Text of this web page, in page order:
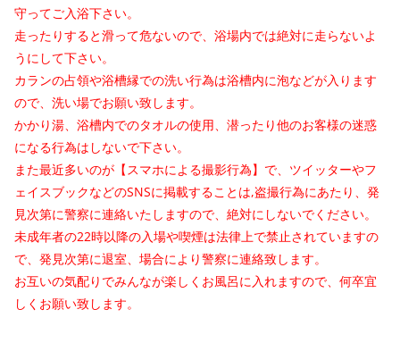
守ってご入浴下さい。
走ったりすると滑って危ないので、浴場内では絶対に走らないよ
うにして下さい。
カランの占領や浴槽縁での洗い行為は浴槽内に泡などが入ります
ので、洗い場でお願い致します。
かかり湯、浴槽内でのタオルの使用、潜ったり他のお客様の迷惑
になる行為はしないで下さい。
また最近多いのが【スマホによる撮影行為】で、ツイッターやフ
ェイスブックなどのSNSに掲載することは,盗撮行為にあたり、発
見次第に警察に連絡いたしますので、絶対にしないでください。
未成年者の22時以降の入場や喫煙は法律上で禁止されていますの
で、発見次第に退室、場合により警察に連絡致します。
お互いの気配りでみんなが楽しくお風呂に入れますので、何卒宜
しくお願い致します。